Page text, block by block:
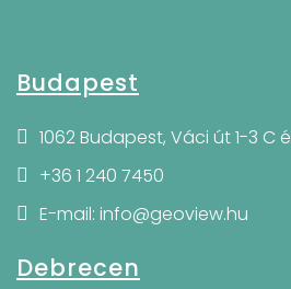
Budapest
1062 Budapest, Váci út 1-3 C
+36 1 240 7450
E-mail: info@geoview.hu
Debrecen